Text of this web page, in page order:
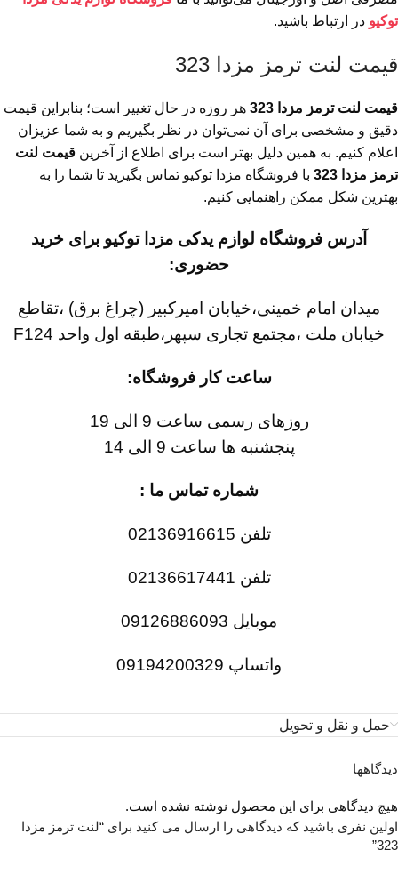
توکیو در ارتباط باشید.
قیمت لنت ترمز مزدا 323
قیمت لنت ترمز مزدا 323
هر روزه در حال تغییر است؛ بنابراین قیمت
دقیق و مشخصی برای آن نمی‌توان در نظر بگیریم و به شما عزیزان
اعلام کنیم. به همین دلیل بهتر است برای اطلاع از آخرین قیمت لنت
ترمز مزدا 323
با فروشگاه مزدا توکیو تماس بگیرید تا شما را به
بهترین شکل ممکن راهنمایی کنیم.
آدرس فروشگاه لوازم یدکی مزدا توکیو برای خرید
حضوری:
میدان امام خمینی،خیابان امیرکبیر (چراغ برق) ،تقاطع
خیابان ملت ،مجتمع تجاری سپهر،طبقه اول واحد F124
ساعت کار فروشگاه:
روزهای رسمی ساعت 9 الی 19
پنجشنبه ها ساعت 9 الی 14
شماره تماس ما :
تلفن 02136916615
تلفن 02136617441
موبایل 09126886093
واتساپ 09194200329
حمل و نقل و تحویل
دیدگاهها
هیچ دیدگاهی برای این محصول نوشته نشده است.
اولین نفری باشید که دیدگاهی را ارسال می کنید برای “لنت ترمز مزدا
323”